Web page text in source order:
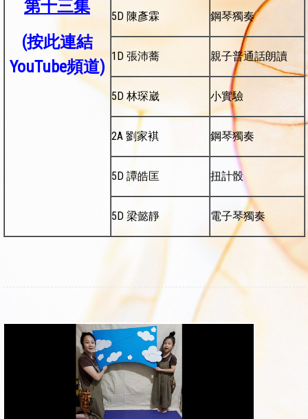
第十三集
(按此連結
YouTube頻道)
5D 陳彥霖 鋼琴獨奏
1D 張沛蕎 親子普通話朗讀
5D 林琛崴 小實驗
2A 劉家褀 鋼琴獨奏
5D 譚皓匡 扭計骰
5D 梁懿靜 電子琴獨奏